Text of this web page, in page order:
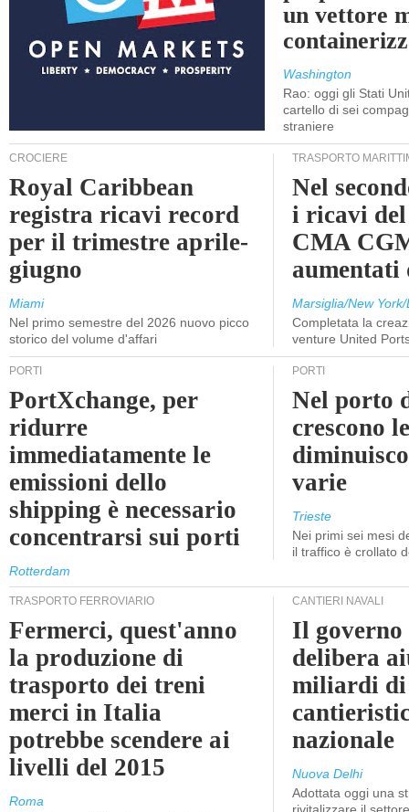
un vettore
Washington
Rao: oggi gli Stati
cartello di sei
straniere
CROCIERE
Royal Caribbean
registra ricavi record
per il trimestre aprile-
giugno
Miami
Nel primo semestre del 2026 nuovo picco
storico del volume d'affari
TRASPORTO
Nel
i ricavi
CMA
aumentati
Marsiglia/New
Completata la
venture United
PORTI
PortXchange, per
ridurre
immediatamente le
emissioni dello
shipping è necessario
concentrarsi sui porti
Rotterdam
PORTI
Nel porto
crescono
varie
Trieste
Nei primi sei mesi
il traffico è crollato
TRASPORTO FERROVIARIO
Fermerci, quest'anno
la produzione di
trasporto dei treni
merci in Italia
potrebbe scendere ai
livelli del 2015
Roma
CANTIERI NAVALI
Il
delibera
miliardi
nazionale
Nuova Delhi
Adottata oggi una